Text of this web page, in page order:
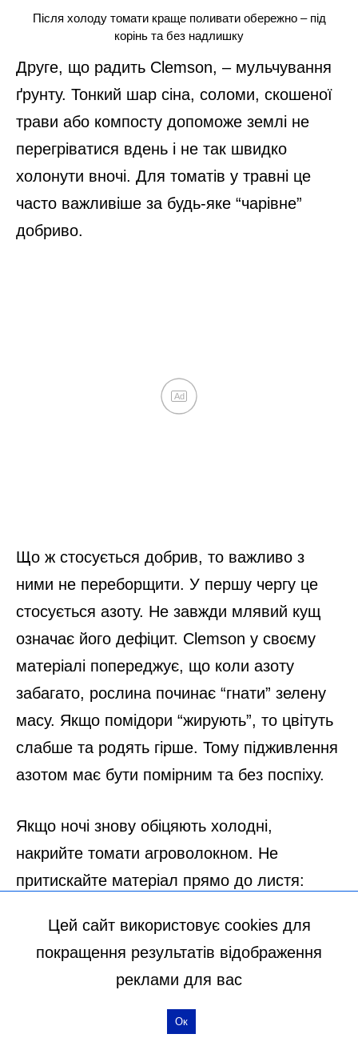
Цей сайт використовує cookies для
покращення результатів відображення
реклами для вас
Ок